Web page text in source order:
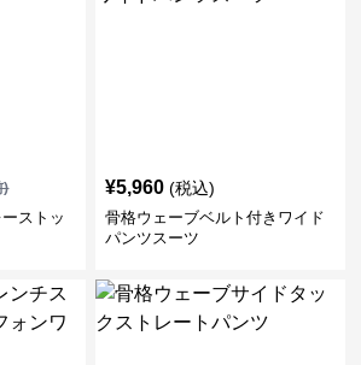
)
ストッ
¥5,960 (税込)
骨格ウェーブベルト付きワイド
パンツスーツ